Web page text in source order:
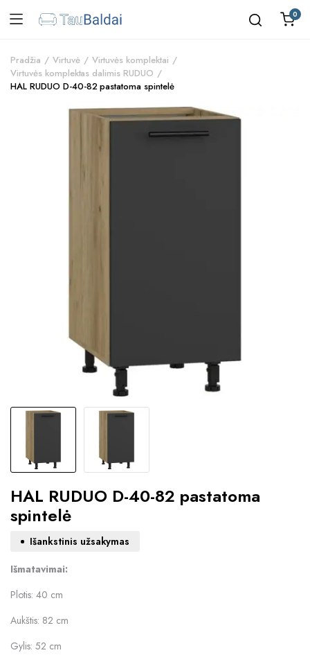
0
Pradžia Virtuvė
Virtuvės komplektai
Virtuvės komplektas dalimis RUDUO
HAL RUDUO D-40-82 pastatoma spintelė
HAL RUDUO D-40-82 pastatoma
spintelė
Išankstinis užsakymas
Išmatavimai:
Plotis: 40 cm
Aukštis: 82 cm
Gylis: 52 cm